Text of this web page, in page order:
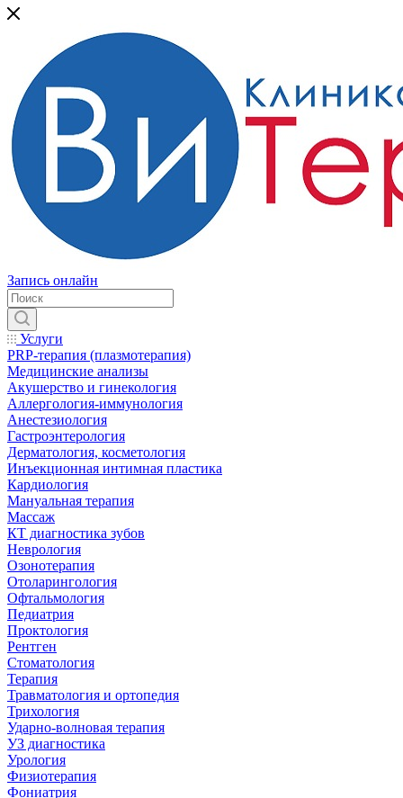
Запись онлайн
Услуги
PRP-терапия (плазмотерапия)
Медицинские анализы
Акушерство и гинекология
Аллергология-иммунология
Анестезиология
Гастроэнтерология
Дерматология, косметология
Инъекционная интимная пластика
Кардиология
Мануальная терапия
Массаж
КТ диагностика зубов
Неврология
Озонотерапия
Отоларингология
Офтальмология
Педиатрия
Проктология
Рентген
Стоматология
Терапия
Травматология и ортопедия
Трихология
Ударно-волновая терапия
УЗ диагностика
Урология
Физиотерапия
Фониатрия